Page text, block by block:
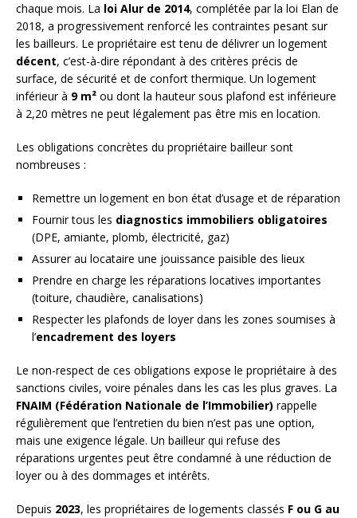
chaque mois. La loi Alur de 2014, complétée par la loi Elan de
2018, a progressivement renforcé les contraintes pesant sur
les bailleurs. Le propriétaire est tenu de délivrer un logement
décent, c’est-à-dire répondant à des critères précis de
surface, de sécurité et de confort thermique. Un logement
inférieur à 9 m² ou dont la hauteur sous plafond est inférieure
à 2,20 mètres ne peut légalement pas être mis en location.
Les obligations concrètes du propriétaire bailleur sont
nombreuses :
Remettre un logement en bon état d’usage et de réparation
Fournir tous les diagnostics immobiliers obligatoires
(DPE, amiante, plomb, électricité, gaz)
Assurer au locataire une jouissance paisible des lieux
Prendre en charge les réparations locatives importantes
(toiture, chaudière, canalisations)
Respecter les plafonds de loyer dans les zones soumises à
l’encadrement des loyers
Le non-respect de ces obligations expose le propriétaire à des
sanctions civiles, voire pénales dans les cas les plus graves. La
FNAIM (Fédération Nationale de l’Immobilier) rappelle
régulièrement que l’entretien du bien n’est pas une option,
mais une exigence légale. Un bailleur qui refuse des
réparations urgentes peut être condamné à une réduction de
loyer ou à des dommages et intérêts.
Depuis 2023, les propriétaires de logements classés F ou G au